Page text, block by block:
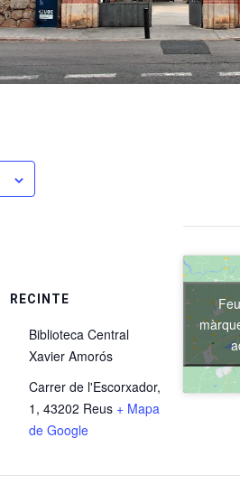
RECINTE
Biblioteca Central
Xavier Amorós
Carrer de l'Escorxador,
1, 43202 Reus + Mapa
de Google